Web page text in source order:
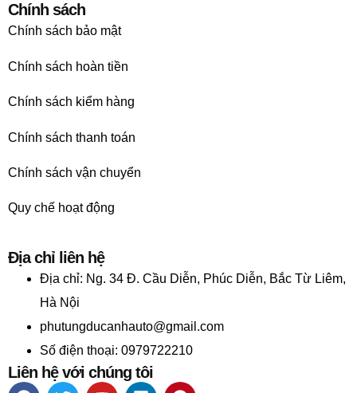
Chính sách
Chính sách bảo mật
Chính sách hoàn tiền
Chính sách kiểm hàng
Chính sách thanh toán
Chính sách vận chuyển
Quy chế hoạt động
Địa chỉ liên hệ
Địa chỉ: Ng. 34 Đ. Cầu Diễn, Phúc Diễn, Bắc Từ Liêm,
Hà Nội
phutungducanhauto@gmail.com
Số điện thoại: 0979722210
Liên hệ với chúng tôi